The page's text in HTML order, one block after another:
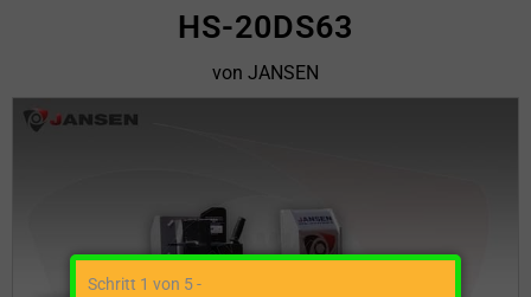
HS-20DS63
von JANSEN
Schritt 1 von 5 -